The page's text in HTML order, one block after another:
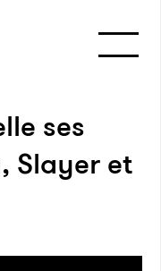
ses
Slayer et